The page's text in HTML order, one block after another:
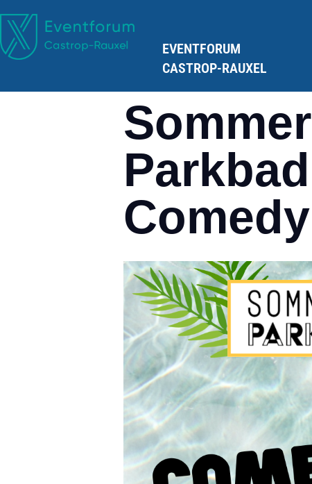
EVENTFORUM
CASTROP-RAUXEL